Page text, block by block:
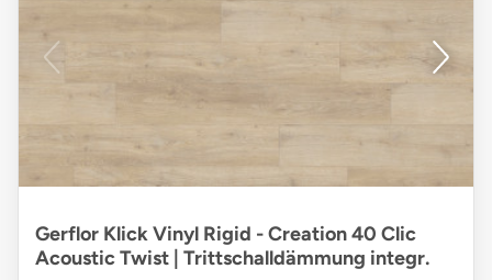
Gerflor Klick Vinyl Rigid - Creation 40 Clic
Acoustic Twist | Trittschalldämmung integr.